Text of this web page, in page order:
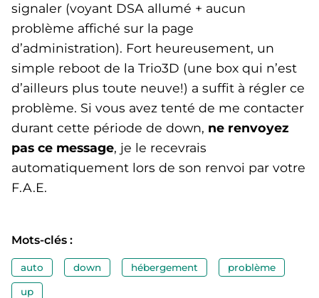
signaler (voyant DSA allumé + aucun
problème affiché sur la page
d’administration). Fort heureusement, un
simple reboot de la Trio3D (une box qui n’est
d’ailleurs plus toute neuve!) a suffit à régler ce
problème. Si vous avez tenté de me contacter
durant cette période de down, ne renvoyez
pas ce message, je le recevrais
automatiquement lors de son renvoi par votre
F.A.E.
Mots-clés :
auto down hébergement problème
up